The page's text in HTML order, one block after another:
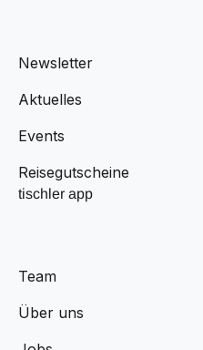
Newsletter
Aktuelles
Events
Reisegutscheine
tischler app
Team
Über uns